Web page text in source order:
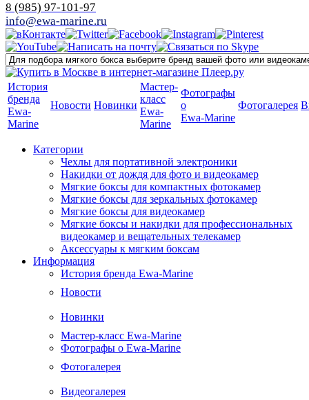
8 (985) 97-101-97
info@ewa-marine.ru
История
бренда
Ewa-
Marine
Новости Новинки
Мастер-
класс
Ewa-
Marine
Фотографы
о
Ewa-Marine
Фотогалерея
Категории
Чехлы для портативной электроники
Накидки от дождя для фото и видеокамер
Мягкие боксы для компактных фотокамер
Мягкие боксы для зеркальных фотокамер
Мягкие боксы для видеокамер
Мягкие боксы и накидки для профессиональных
видеокамер и вещательных телекамер
Аксессуары к мягким боксам
Информация
История бренда Ewa-Marine
Новости
Новинки
Мастер-класс Ewa-Marine
Фотографы о Ewa-Marine
Фотогалерея
Видеогалерея